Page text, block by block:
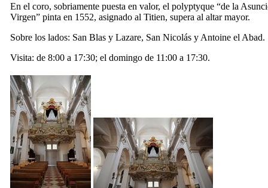
En el coro, sobriamente puesta en valor, el polyptyque “de la
Virgen” pinta en 1552, asignado al Titien, supera al altar mayor.
Sobre los lados: San Blas y Lazare, San Nicolás y Antoine el Abad.
Visita: de 8:00 a 17:30; el domingo de 11:00 a 17:30.